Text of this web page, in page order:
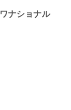
ナショナル